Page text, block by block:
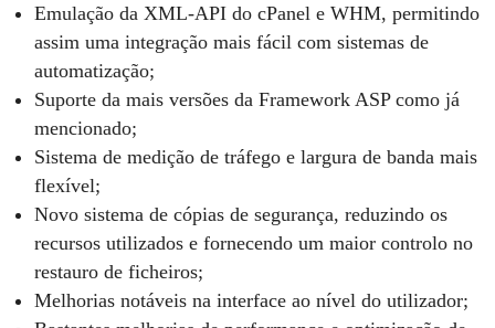
Emulação da XML-API do cPanel e WHM, permitindo
assim uma integração mais fácil com sistemas de
automatização;
Suporte da mais versões da Framework ASP como já
mencionado;
Sistema de medição de tráfego e largura de banda mais
flexível;
Novo sistema de cópias de segurança, reduzindo os
recursos utilizados e fornecendo um maior controlo no
restauro de ficheiros;
Melhorias notáveis na interface ao nível do utilizador;